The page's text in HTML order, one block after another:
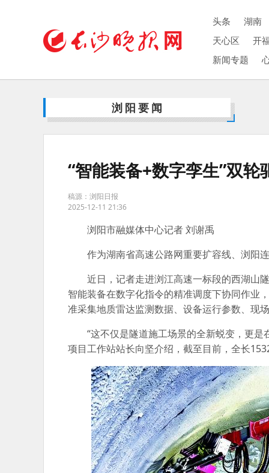
头条
湖南
天心区
开
新闻专题
浏阳要闻
“智能装备+数字孪生”双
稿源：浏阳日报
2025-12-11 21:36
浏阳市融媒体中心记者 刘谢禹
作为湖南省高速公路网重要扩容线、浏阳
近日，记者走进浏江高速一标段的西湖山
智能装备在数字化指令的精准调度下协同作业
准采集地质雷达监测数据、设备运行参数、现
“这不仅是隧道施工场景的全新蜕变，更是
项目工作站站长向坚介绍，截至目前，全长